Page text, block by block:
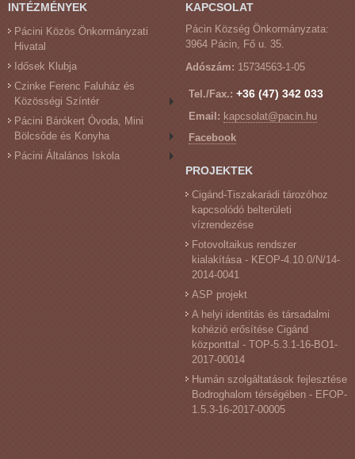
INTÉZMÉNYEK
Pácini Közös Önkormányzati
Hivatal
Idősek Klubja
Czinke Ferenc Faluház és
Közösségi Színtér
Pácini Bárókert Óvoda, Mini
Bölcsőde és Konyha
Pácini Általános Iskola
KAPCSOLAT
Pácin Község Önkormányzata:
3964 Pácin, Fő u. 35.
Adószám: 15734563-1-05
Tel./Fax.: +36 (47) 342 033
Email: kapcsolat@pacin.hu
Facebook
PROJEKTEK
Cigánd-Tiszakarádi tározóhoz
kapcsolódó belterületi
vízrendezése
Fotovoltaikus rendszer
kialakítása - KEOP-4.10.0/N/14-
2014-0041
ASP projekt
A helyi identitás és társadalmi
kohézió erősítése Cigánd
központtal - TOP-5.3.1-16-BO1-
2017-00014
Humán szolgáltatások fejlesztése
Bodroghalom térségében - EFOP-
1.5.3-16-2017-00005